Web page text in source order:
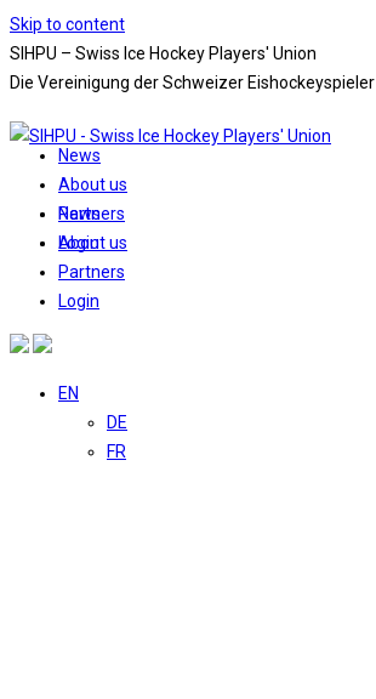
Skip to content
SIHPU – Swiss Ice Hockey Players' Union
Die Vereinigung der Schweizer Eishockeyspieler
News
About us
Partners
Login
EN
DE
FR
News
About us
Partners
Login